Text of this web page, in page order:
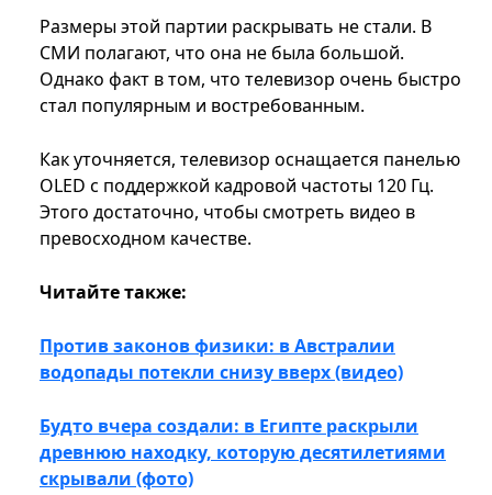
Размеры этой партии раскрывать не стали. В
СМИ полагают, что она не была большой.
Однако факт в том, что телевизор очень быстро
стал популярным и востребованным.
Как уточняется, телевизор оснащается панелью
OLED с поддержкой кадровой частоты 120 Гц.
Этого достаточно, чтобы смотреть видео в
превосходном качестве.
Читайте также:
Против законов физики: в Австралии
водопады потекли снизу вверх (видео)
Будто вчера создали: в Египте раскрыли
древнюю находку, которую десятилетиями
скрывали (фото)